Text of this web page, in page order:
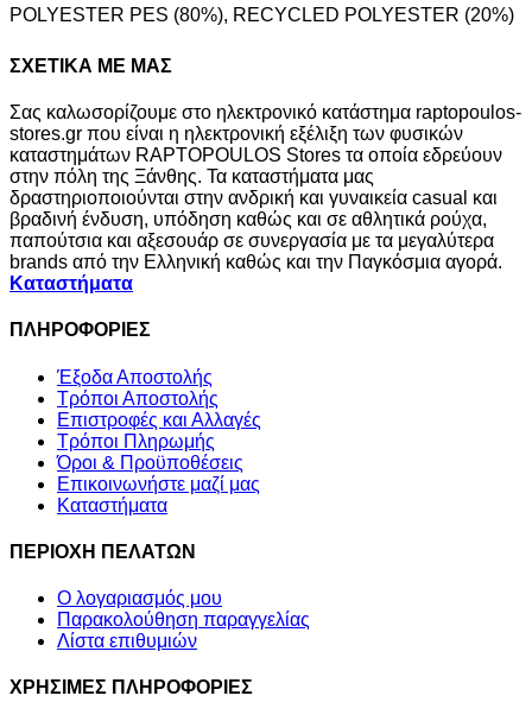
32,00€.
POLYESTER PES (80%), RECYCLED POLYESTER (20%)
ΣΧΕΤΙΚΑ ΜΕ ΜΑΣ
Σας καλωσορίζουμε στο ηλεκτρονικό κατάστημα raptopoulos-
stores.gr που είναι η ηλεκτρονική εξέλιξη των φυσικών
καταστημάτων RAPTOPOULOS Stores τα οποία εδρεύουν
στην πόλη της Ξάνθης. Τα καταστήματα μας
δραστηριοποιούνται στην ανδρική και γυναικεία casual και
βραδινή ένδυση, υπόδηση καθώς και σε αθλητικά ρούχα,
παπούτσια και αξεσουάρ σε συνεργασία με τα μεγαλύτερα
brands από την Ελληνική καθώς και την Παγκόσμια αγορά.
Καταστήματα
ΠΛΗΡΟΦΟΡΙΕΣ
Έξοδα Αποστολής
Τρόποι Αποστολής
Επιστροφές και Αλλαγές
Τρόποι Πληρωμής
Όροι & Προϋποθέσεις
Επικοινωνήστε μαζί μας
Καταστήματα
ΠΕΡΙΟΧΗ ΠΕΛΑΤΩΝ
Ο λογαριασμός μου
Παρακολούθηση παραγγελίας
Λίστα επιθυμιών
ΧΡΗΣΙΜΕΣ ΠΛΗΡΟΦΟΡΙΕΣ